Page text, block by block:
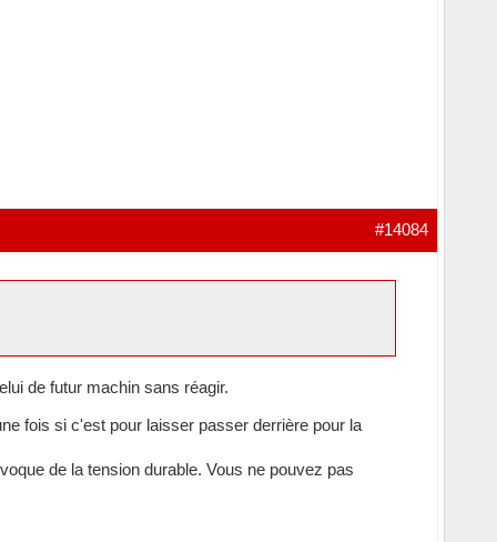
#14084
de futur machin sans réagir.
fois si c'est pour laisser passer derrière pour la
de la tension durable. Vous ne pouvez pas